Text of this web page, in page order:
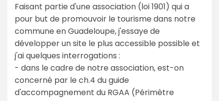
Faisant partie d'une association (loi 1901) qui a
pour but de promouvoir le tourisme dans notre
commune en Guadeloupe, j'essaye de
développer un site le plus accessible possible et
j'ai quelques interrogations :
- dans le cadre de notre association, est-on
concerné par le ch.4 du guide
d'accompagnement du RGAA (Périmètre